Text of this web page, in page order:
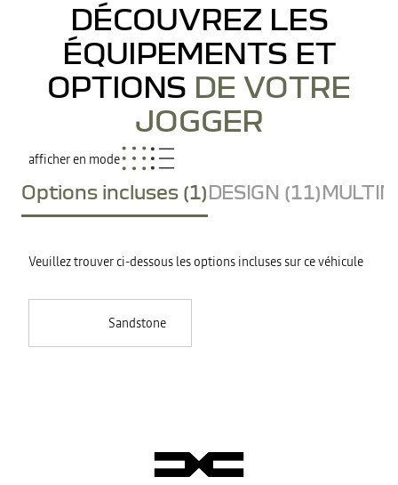
DÉCOUVREZ LES
ÉQUIPEMENTS ET
OPTIONS DE VOTRE
JOGGER
afficher en mode
Options incluses (1)DESIGN (11)
Veuillez trouver ci-dessous les options incluses sur ce véhicule
Sandstone